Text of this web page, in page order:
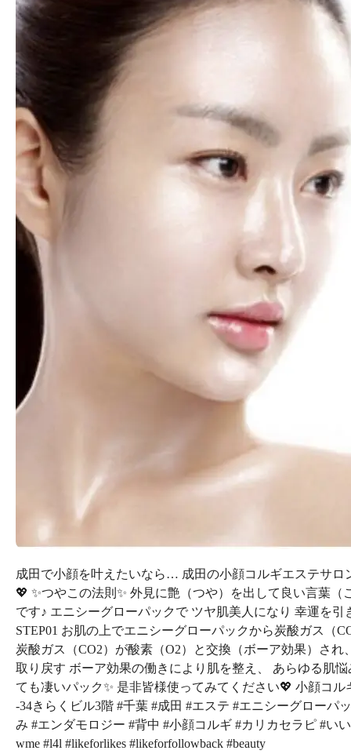
成田で小顔を叶えたいなら… 成田の小顔コルギエステサ
💖 ✨つやこの法則✨ 外見に艶（つや）を出して良い言葉
です♪ エニシーグローパックで ツヤ肌美人になり 幸運を
STEP01 お肌の上でエニシーグローパックから炭酸ガス（
炭酸ガス（CO2）が酸素（O2）と交換（ボーア効果）さ
取り戻す ボーア効果の働きにより肌を整え、 あらゆる肌
ても凄いパック✨ 是非皆様使ってみてください💖 小顔コル
-34きらくビル3階 #千葉 #成田 #エステ #エニシーグローパ
み #エンダモロジー #背中 #小顔コルギ #カリカセラピ #いい
wme #l4l #likeforlikes #likeforfollowback #beauty